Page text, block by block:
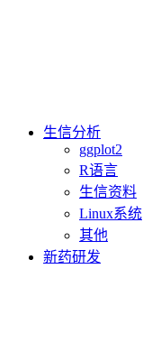
生信分析
ggplot2
R语言
生信资料
Linux系统
其他
新药研发